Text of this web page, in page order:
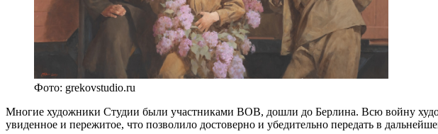
Фото: grekovstudio.ru
Многие художники Студии были участниками ВОВ, дошли до Берлина. Всю войну
увиденное и пережитое, что позволило достоверно и убедительно передать в